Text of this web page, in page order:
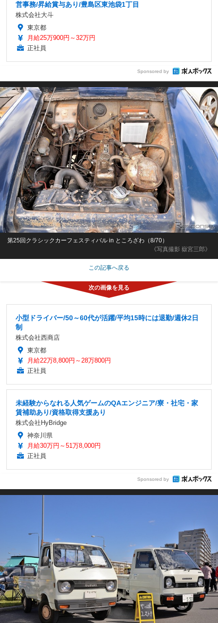
営事務/昇給賞与あり/豊島区東池袋1丁目
株式会社大斗
東京都
月給25万900円～32万円
正社員
Sponsored by
《写真撮影 嶽宮三郎》
第25回クラシックカーフェスティバル in ところざわ（8/70）
この記事へ戻る
小型ドライバー/50～60代が活躍/平均15時には退勤/週休2日
制
株式会社西商店
東京都
月給22万8,800円～28万800円
正社員
未経験からなれる人気ゲームのQAエンジニア/寮・社宅・家
賃補助あり/資格取得支援あり
株式会社HyBridge
神奈川県
月給30万円～51万8,000円
正社員
Sponsored by